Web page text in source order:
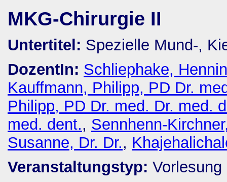
MKG-Chirurgie II
Untertitel: Spezielle Mund-,
DozentIn: Schliephake,
Kauffmann, Philipp, PD Dr.
Philipp, PD Dr. med. Dr. med.
med. dent., Sennhenn-
Susanne, Dr. Dr.,
Veranstaltungstyp: Vorlesung